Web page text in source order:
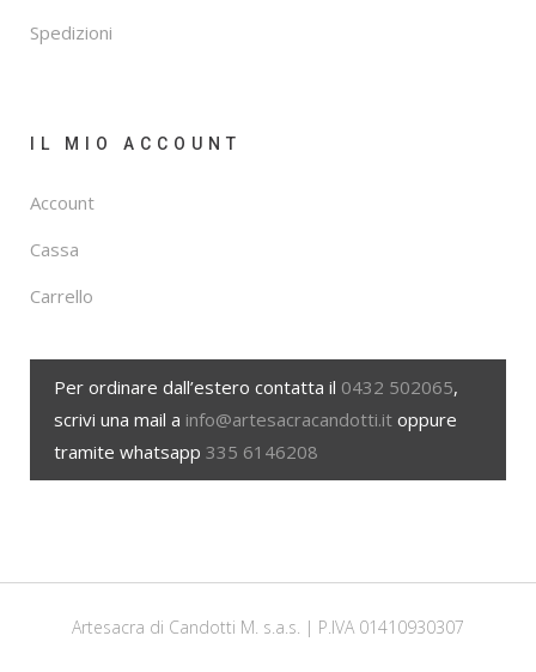
Spedizioni
IL MIO ACCOUNT
Account
Cassa
Carrello
Per ordinare dall’estero contatta il 0432 502065,
scrivi una mail a info@artesacracandotti.it oppure
tramite whatsapp 335 6146208
Artesacra di Candotti M. s.a.s. | P.IVA 01410930307